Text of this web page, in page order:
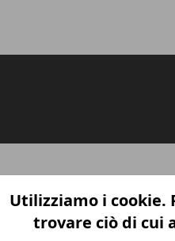
Utilizziamo i cookie.
trovare ciò di cui